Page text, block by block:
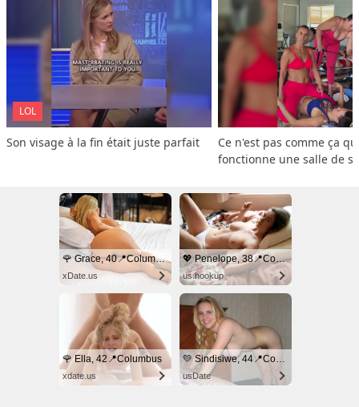
LOL
Son visage à la fin était juste parfait
Ce n'est pas comme ça
fonctionne une salle de